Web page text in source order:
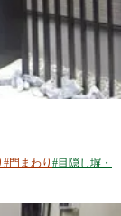
#門まわり #目隠し塀・